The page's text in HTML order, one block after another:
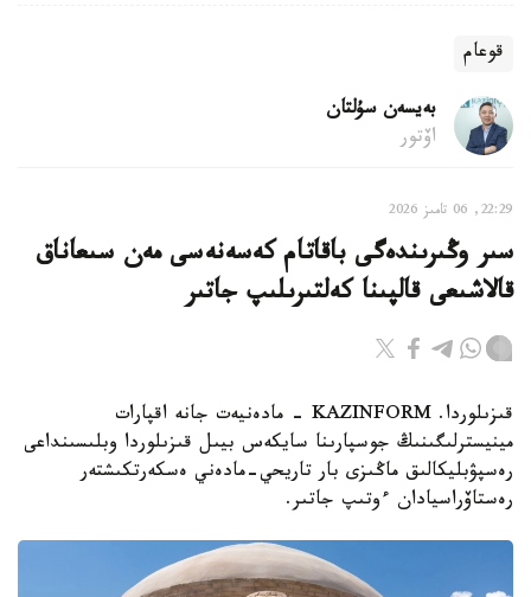
قوعام
بەيسەن سۇلتان
اۆتور
22:29, 06 تامىز 2026
سىر وڭىرىندەگى باقاتام كەسەنەسى مەن سىعاناق
قالاشىعى قالپىنا كەلتىرىلىپ جاتىر
قىزىلوردا. KAZINFORM - مادەنيەت جانە اقپارات
مينيسترلىگىنىڭ جوسپارىنا سايكەس بيىل قىزىلوردا وبلىسىنداعى
رەسپۋبليكالىق ماڭىزى بار تاريحي-مادەني ەسكەرتكىشتەر
رەستاۆراسيادان ءوتىپ جاتىر.